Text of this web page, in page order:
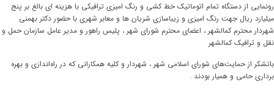
رونمایی از دستگاه تمام اتوماتیک خط کشی و رنگ امیزی ترافیکی با هزینه ای بالغ بر پنج
میلیارد ریال جهت رنگ امیزی و زیباسازی شریان ها و معابر شهری با حضور دکتر بهمنی
شهردار محترم کمالشهر ، اعضای محترم شورای شهر ، پلیس راهور و مدیر عامل سازمان حمل و
نقل و ترافیک کمالشهر
باتشکر از حمایت‌های شورای اسلامی شهر ، شهردار و کلیه همکارانی که در راه‌اندازی و بهره
برداری حامی و همیار بودند .